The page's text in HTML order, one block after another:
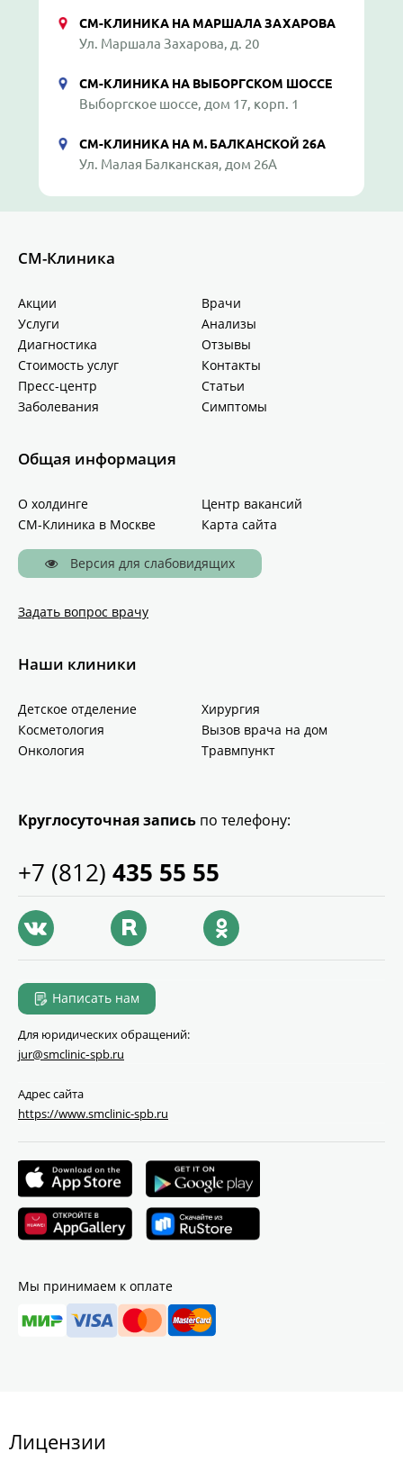
СМ-КЛИНИКА НА МАРШАЛА ЗАХАРОВА
Ул. Маршала Захарова, д. 20
СМ-КЛИНИКА НА ВЫБОРГСКОМ ШОССЕ
Выборгское шоссе, дом 17, корп. 1
СМ-КЛИНИКА НА М. БАЛКАНСКОЙ 26А
Ул. Малая Балканская, дом 26А
СМ-Клиника
Акции
Врачи
Услуги
Анализы
Диагностика
Отзывы
Стоимость услуг
Контакты
Пресс-центр
Статьи
Заболевания
Симптомы
Общая информация
О холдинге
Центр вакансий
СМ-Клиника в Москве
Карта сайта
Версия для слабовидящих
Задать вопрос врачу
Наши клиники
Детское отделение
Хирургия
Косметология
Вызов врача на дом
Онкология
Травмпункт
Круглосуточная запись по телефону:
+7 (812) 435 55 55
Написать нам
Для юридических обращений:
jur@smclinic‑spb.ru
Адрес сайта
https://www.smclinic-spb.ru
Мы принимаем к оплате
Лицензии